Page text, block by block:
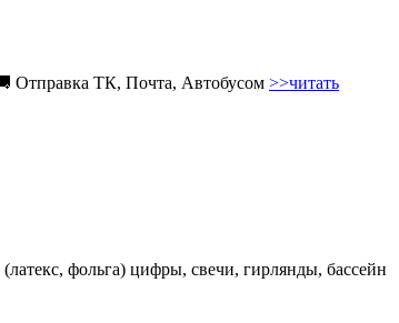
Отправка ТК, Почта, Автобусом >>читать
фольга) цифры, свечи, гирлянды, бассейн